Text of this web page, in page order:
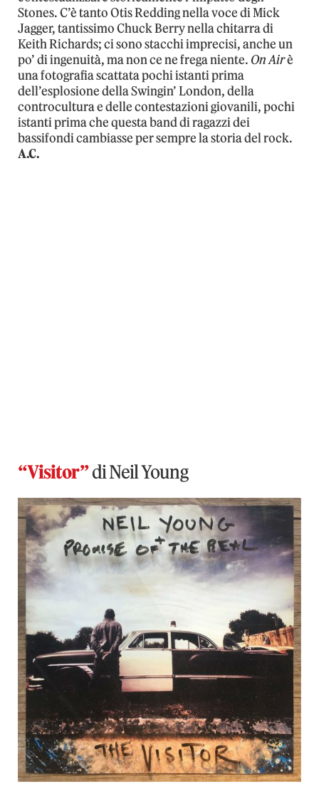
Stones. C’è tanto Otis Redding nella voce di Mick
Jagger, tantissimo Chuck Berry nella chitarra di
Keith Richards; ci sono stacchi imprecisi, anche un
po’ di ingenuità, ma non ce ne frega niente. On Airè
una fotografia scattata pochi istanti prima
dell’esplosione della Swingin’ London, della
controcultura e delle contestazioni giovanili, pochi
istanti prima che questa band di ragazzi dei
bassifondi cambiasse per sempre la storia del rock.
A.C.
“Visitor”di Neil Young